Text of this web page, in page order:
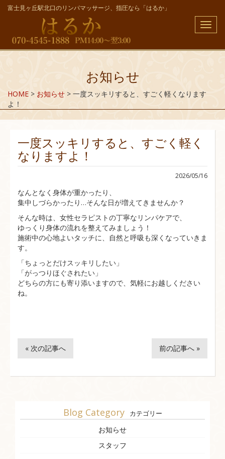
富士見ヶ丘駅北口のリンパマッサージ、指圧なら「はるか」
メ
ニ
お知らせ
HOME > お知らせ > 一度スッキリすると、すごく軽くなります
よ！
一度スッキリすると、すごく軽く
なりますよ！
2026/05/16
なんとなく身体が重かったり、
集中しづらかったり…そんな日が増えてきませんか？
そんな時は、女性セラピストの丁寧なリンパケアで、
ゆっくり身体の流れを整えてみましょう！
施術中の心地よいタッチに、自然と呼吸も深くなっていきま
す。
「ちょっとだけスッキリしたい」
「がっつりほぐされたい」
どちらの方にも寄り添いますので、気軽にお越しください
ね。
« 次の記事へ 前の記事へ »
Blog Category カテゴリー
お知らせ
スタッフ